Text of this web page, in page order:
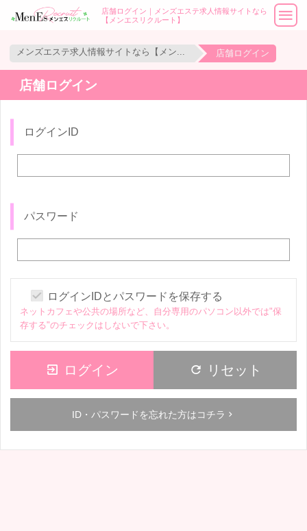
店舗ログイン｜メンズエステ求人情報サイトなら
【メンエスリクルート】
店舗ログイン
店舗ログイン
ログインID
パスワード
ログインIDとパスワードを保存する
ネットカフェや公共の場所など、自分専用のパソコン以外では"保
存する"のチェックはしないで下さい。
 ログイン  リセット
ID・パスワードを忘れた方はコチラ